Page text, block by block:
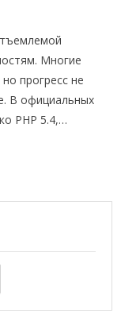
Многие
прогресс не
В официальных
PHP 5.4,…